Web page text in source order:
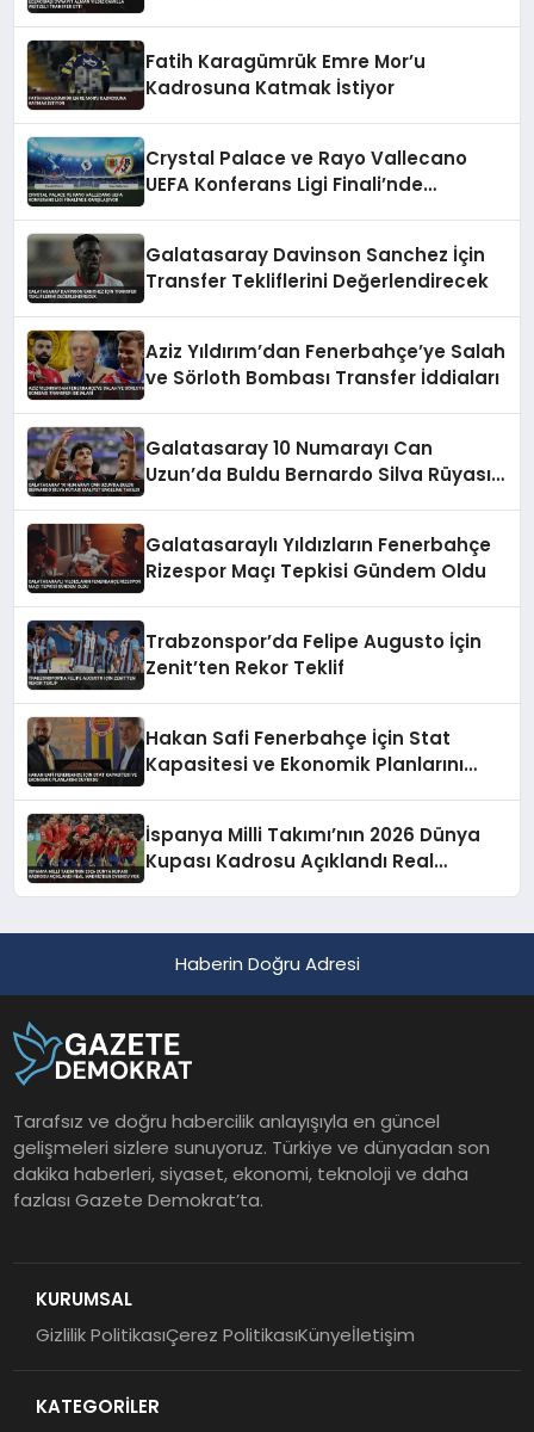
Fatih Karagümrük Emre Mor’u
Kadrosuna Katmak İstiyor
Crystal Palace ve Rayo Vallecano
UEFA Konferans Ligi Finali’nde
Galatasaray Davinson Sanchez İçin
Transfer Tekliflerini Değerlendirecek
Aziz Yıldırım’dan Fenerbahçe’ye Salah
ve Sörloth Bombası Transfer İddiaları
Galatasaray 10 Numarayı Can
Uzun’da Buldu Bernardo Silva Rüyası
Galatasaraylı Yıldızların Fenerbahçe
Rizespor Maçı Tepkisi Gündem Oldu
Trabzonspor’da Felipe Augusto İçin
Zenit’ten Rekor Teklif
Hakan Safi Fenerbahçe İçin Stat
Kapasitesi ve Ekonomik Planlarını
İspanya Milli Takımı’nın 2026 Dünya
Kupası Kadrosu Açıklandı Real
Haberin Doğru Adresi
Tarafsız ve doğru habercilik anlayışıyla en güncel
gelişmeleri sizlere sunuyoruz. Türkiye ve dünyadan son
dakika haberleri, siyaset, ekonomi, teknoloji ve daha
fazlası Gazete Demokrat’ta.
KURUMSAL
Gizlilik PolitikasıÇerez PolitikasıKünyeİletişim
KATEGORİLER